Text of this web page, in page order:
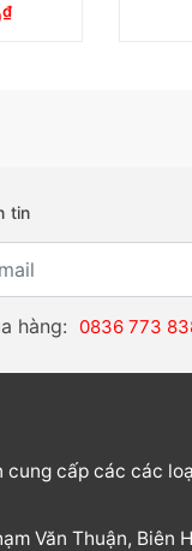
₫
tin
hàng: 0836 773
cung cấp các các
Văn Thuận, Biên